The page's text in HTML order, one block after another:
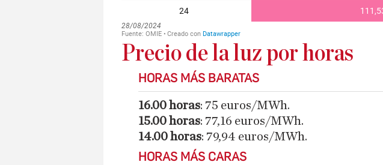
Precio de la luz por horas
HORAS MÁS BARATAS
16.00 horas: 75 euros/MWh.
15.00 horas: 77,16 euros/MWh.
14.00 horas: 79,94 euros/MWh.
HORAS MÁS CARAS